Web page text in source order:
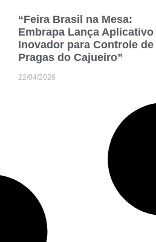
“Feira Brasil na Mesa:
Embrapa Lança Aplicativo
Inovador para Controle de
Pragas do Cajueiro”
22/04/2026